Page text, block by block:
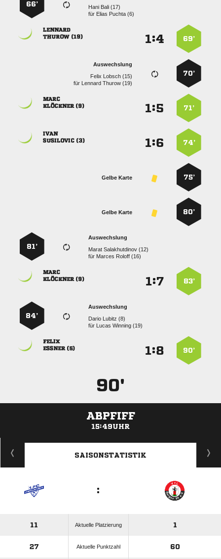
  
für   
66’
69’
:

 
70’
Auswechslung
  
für   
71’
:

 
74’
:

 
75’
Gelbe Karte
80’
Gelbe Karte
Auswechslung
  
für   
81’
83’
:

 
Auswechslung
  
für   
84’
90’
:

 
90'
ABPFIFF
15:49UHR
ANZEIGE
SAISONSTATISTIK
:
11 Aktuelle Platzierung 1
27 Aktuelle Punktzahl 60